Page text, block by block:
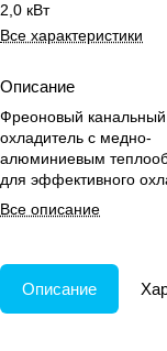
2,0 кВт
Все характеристики
Описание
Фреоновый канальный
охладитель с медно-
алюминиевым
для эффективного
воздуха в системах
TURKOV.
Все описание
Описание